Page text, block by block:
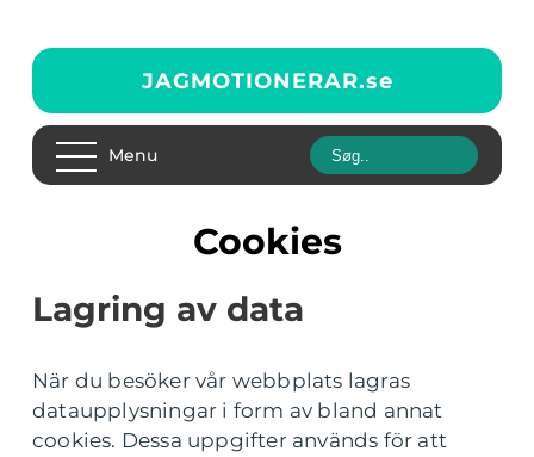
JAGMOTIONERAR.se
Menu
Cookies
Lagring av data
När du besöker vår webbplats lagras
dataupplysningar i form av bland annat
cookies. Dessa uppgifter används för att